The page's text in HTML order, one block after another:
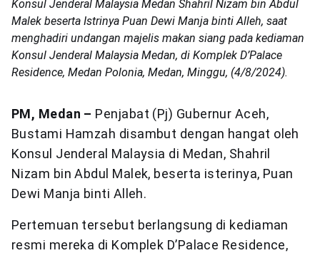
Konsul Jenderal Malaysia Medan Shahril Nizam bin Abdul
Malek beserta Istrinya Puan Dewi Manja binti Alleh, saat
menghadiri undangan majelis makan siang pada kediaman
Konsul Jenderal Malaysia Medan, di Komplek D’Palace
Residence, Medan Polonia, Medan, Minggu, (4/8/2024).
PM, Medan – Penjabat (Pj) Gubernur Aceh,
Bustami Hamzah disambut dengan hangat oleh
Konsul Jenderal Malaysia di Medan, Shahril
Nizam bin Abdul Malek, beserta isterinya, Puan
Dewi Manja binti Alleh.
Pertemuan tersebut berlangsung di kediaman
resmi mereka di Komplek D’Palace Residence,